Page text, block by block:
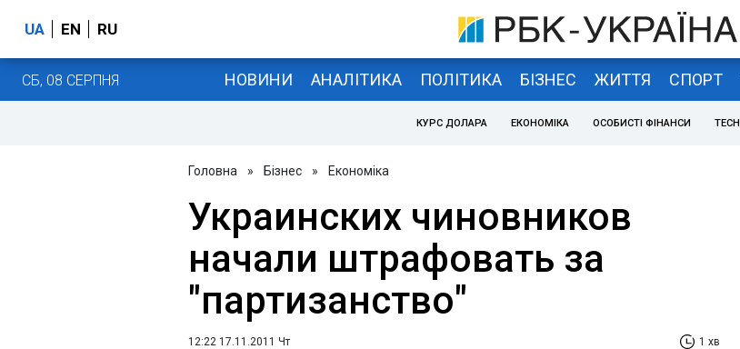
UA EN RU
СБ, 08 СЕРПНЯ НОВИНИ АНАЛІТИКА ПОЛІТИКА БІЗНЕС ЖИТТЯ СПОРТ
КУРС ДОЛАРА ЕКОНОМІКА ОСОБИСТІ ФІНАНСИ TECH
Головна » Бізнес » Економіка
Украинских чиновников
начали штрафовать за
"партизанство"
12:22 17.11.2011 Чт 1 хв